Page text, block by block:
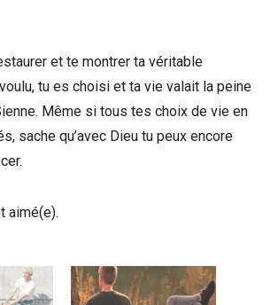
et te montrer ta véritable
tu es choisi et ta vie valait la peine
Même si tous tes choix de vie en
sache qu’avec Dieu tu peux encore
aimé(e).